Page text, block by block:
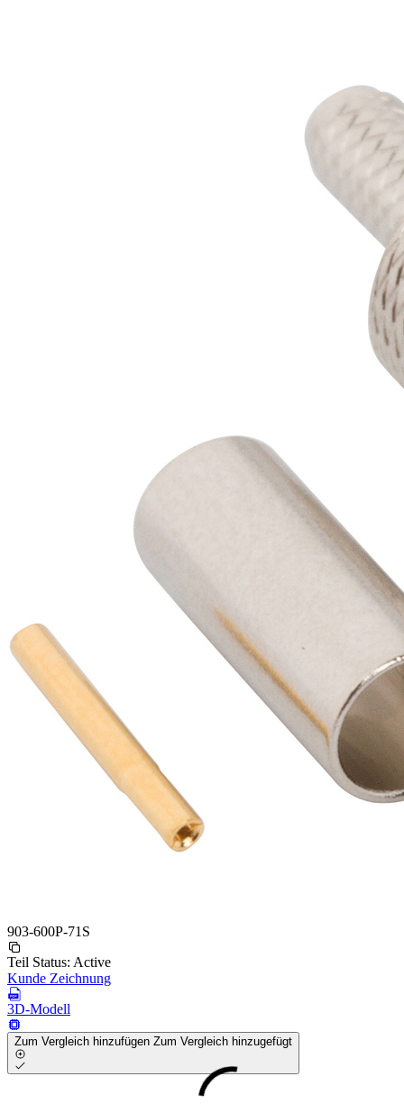
903-600P-71S
Teil Status: Active
Kunde Zeichnung
3D-Modell
Zum Vergleich hinzufügen Zum Vergleich hinzugefügt